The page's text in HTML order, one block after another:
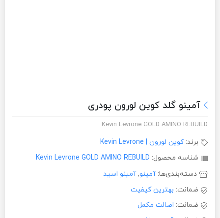
آمینو گلد کوین لورون پودری
Kevin Levrone GOLD AMINO REBUILD
برند:کوین لورون | Kevin Levrone
شناسه محصول: Kevin Levrone GOLD AMINO REBUILD
دسته‌بندی‌ها:آمینو,آمینو اسید
ضمانت: بهترین کیفیت
ضمانت: اصالت مکمل